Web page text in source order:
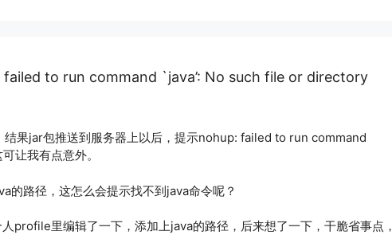
failed to run command `java’: No such file or directory
果jar包推送到服务器上以后，提示nohup: failed to run command
让我有点意外。
路径，这怎么会提示找不到java命令呢？
profile里编辑了一下，添加上java的路径，后来想了一下，干脆省事点，